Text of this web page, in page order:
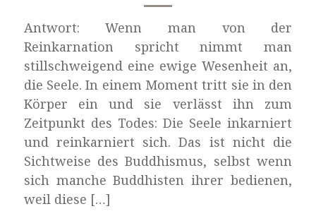
Antwort: Wenn man von der
Reinkarnation spricht nimmt man
stillschweigend eine ewige Wesenheit an,
die Seele. In einem Moment tritt sie in den
Körper ein und sie verlässt ihn zum
Zeitpunkt des Todes: Die Seele inkarniert
und reinkarniert sich. Das ist nicht die
Sichtweise des Buddhismus, selbst wenn
sich manche Buddhisten ihrer bedienen,
weil diese […]